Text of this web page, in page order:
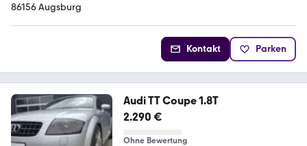
86156 Augsburg
Kontakt Parken
Audi TT Coupe 1.8T
2.290 €
Ohne Bewertung